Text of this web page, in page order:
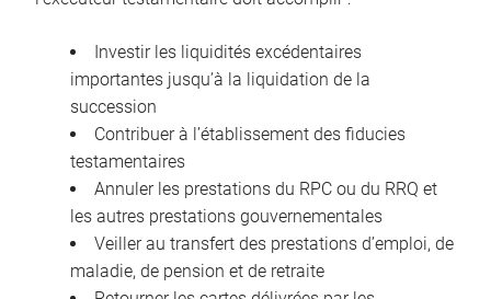
Investir les liquidités excédentaires
importantes jusqu’à la liquidation de la
succession
Contribuer à l’établissement des fiducies
testamentaires
Annuler les prestations du RPC ou du RRQ et
les autres prestations gouvernementales
Veiller au transfert des prestations d’emploi, de
maladie, de pension et de retraite